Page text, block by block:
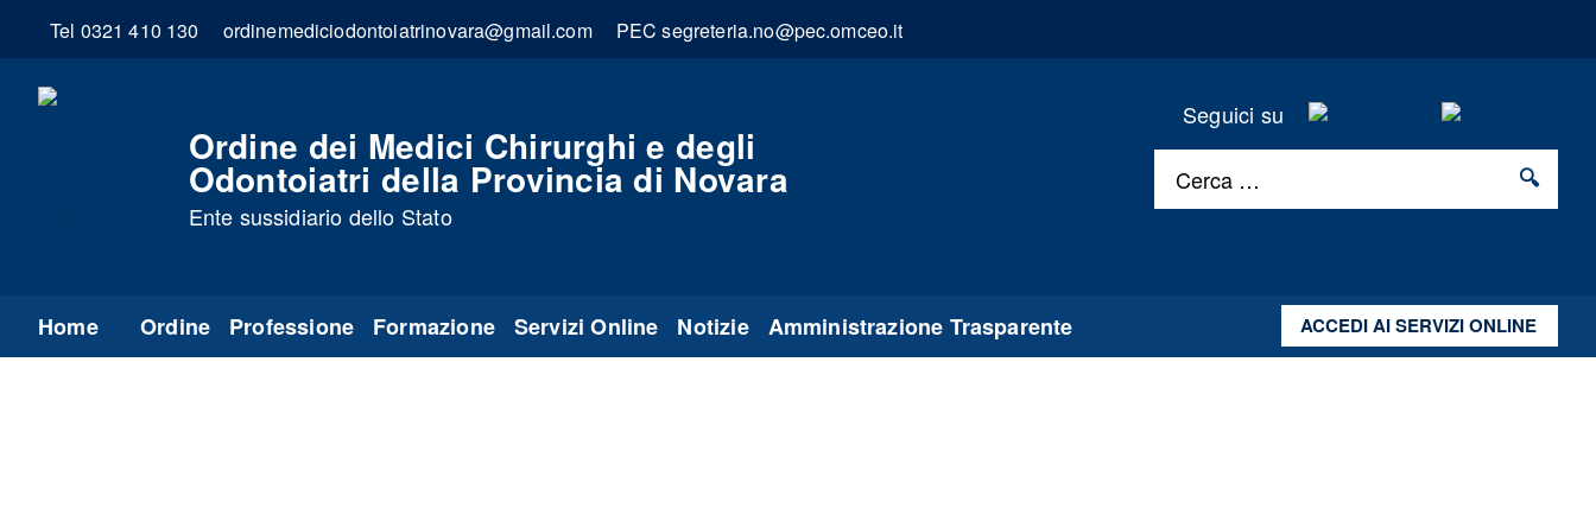
Tel 0321 410 130 ordinemediciodontoiatrinovara@gmail.com PEC segreteria.no@pec.omceo.it
Ordine dei Medici Chirurghi e degli
Odontoiatri della Provincia di Novara
Ente sussidiario dello Stato
Seguici su
Cerca …
Home Ordine Professione Formazione Servizi Online Notizie Amministrazione Trasparente ACCEDI AI SERVIZI ONLINE